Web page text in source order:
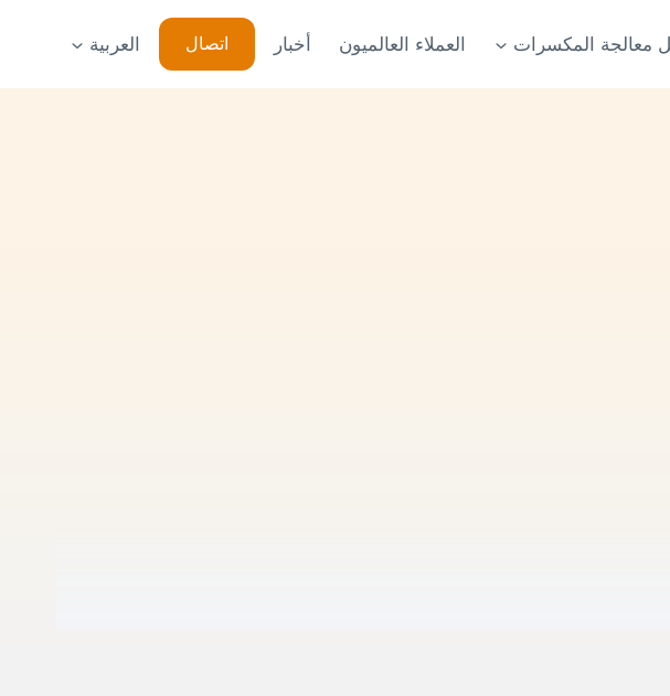
معالجة المكسرات العملاء العالميون أخبار اتصال العربية